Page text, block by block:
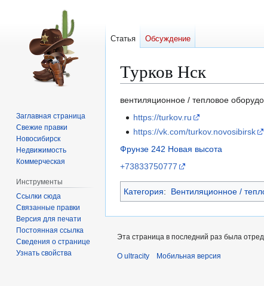
Турков Нск
Перейти
Перейти
вентиляционное / тепловое
https://turkov.ru
https://vk.com/turkov.novosibirsk
Фрунзе 242 Новая высота
+73833750777
Категория: Вентиляционное /
Статья Обсуждение
Заглавная страница
Свежие правки
Новосибирск
Недвижимость
Коммерческая
Инструменты
Ссылки сюда
Связанные правки
Версия для печати
Постоянная ссылка
Сведения о странице
Узнать свойства
Эта страница в последний раз была
О ultracity Мобильная версия